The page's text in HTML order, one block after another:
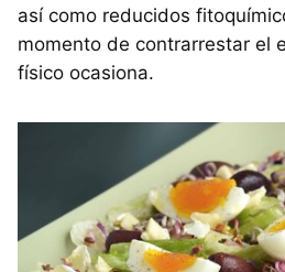
así como reducidos
momento de contrarrestar el
físico ocasiona.